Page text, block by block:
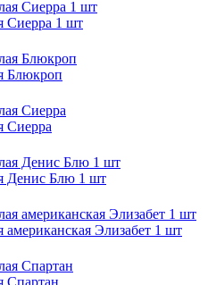
Сиерра 1 шт
Блюкроп
Сиерра
Денис Блю 1 шт
американская Элизабет 1 шт